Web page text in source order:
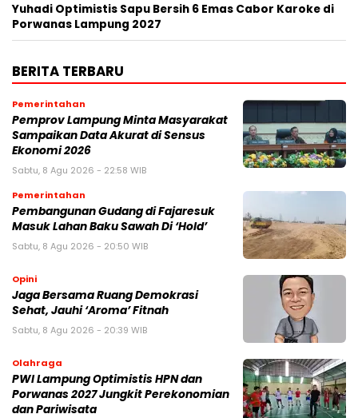
Yuhadi Optimistis Sapu Bersih 6 Emas Cabor Karoke di
Porwanas Lampung 2027
BERITA TERBARU
Pemerintahan
Pemprov Lampung Minta Masyarakat
Sampaikan Data Akurat di Sensus
Ekonomi 2026
Sabtu, 8 Agu 2026 - 22:58 WIB
Pemerintahan
Pembangunan Gudang di Fajaresuk
Masuk Lahan Baku Sawah Di ‘Hold’
Sabtu, 8 Agu 2026 - 20:50 WIB
Opini
Jaga Bersama Ruang Demokrasi
Sehat, Jauhi ‘Aroma’ Fitnah
Sabtu, 8 Agu 2026 - 20:39 WIB
Olahraga
PWI Lampung Optimistis HPN dan
Porwanas 2027 Jungkit Perekonomian
dan Pariwisata